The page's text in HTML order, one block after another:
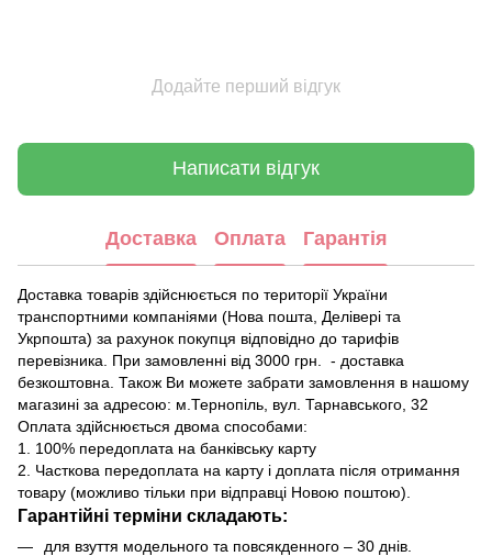
Додайте перший відгук
Написати відгук
Доставка Оплата Гарантія
Доставка товарів здійснюється по території України
транспортними компаніями (Нова пошта, Делівері та
Укрпошта) за рахунок покупця відповідно до тарифів
перевізника. При замовленні від 3000 грн. - доставка
безкоштовна. Також Ви можете забрати замовлення в нашому
магазині за адресою: м.Тернопіль, вул. Тарнавського, 32
Оплата здійснюється двома способами:
1. 100% передоплата на банківську карту
2. Часткова передоплата на карту і доплата після отримання
товару (можливо тільки при відправці Новою поштою).
Гарантійні терміни складають:
для взуття модельного та повсякденного – 30 днів.